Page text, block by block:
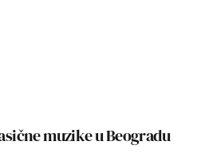
muzike u Beogradu